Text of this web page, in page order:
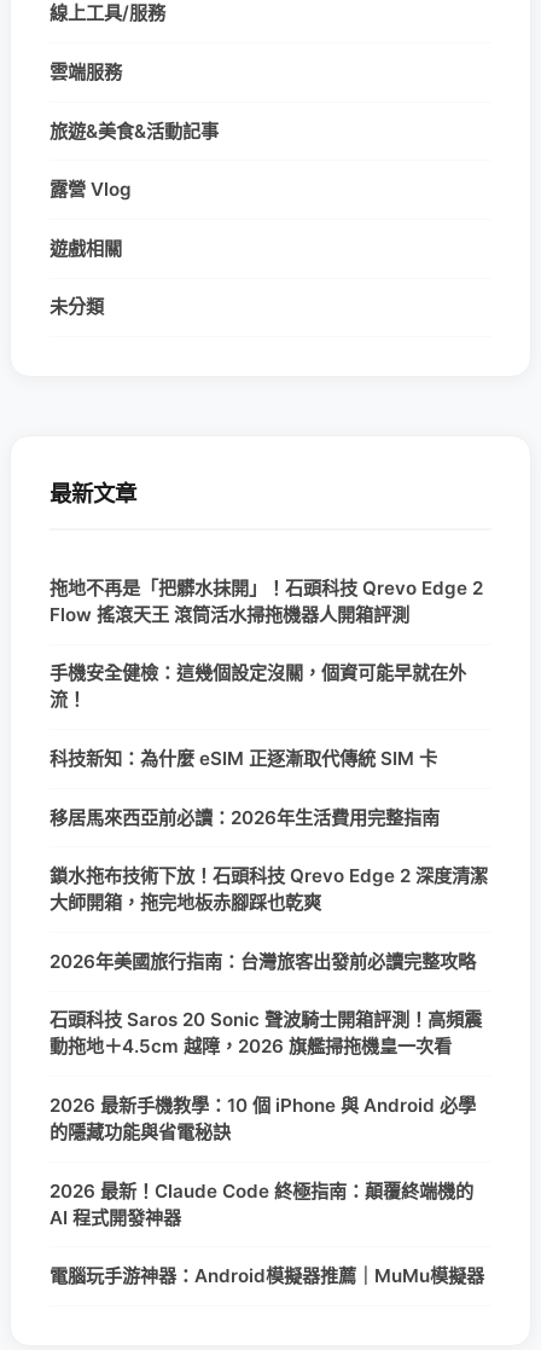
線上工具/服務
雲端服務
旅遊&美食&活動記事
露營 Vlog
遊戲相關
未分類
最新文章
拖地不再是「把髒水抹開」！石頭科技 Qrevo Edge 2
Flow 搖滾天王 滾筒活水掃拖機器人開箱評測
手機安全健檢：這幾個設定沒關，個資可能早就在外
流！
科技新知：為什麼 eSIM 正逐漸取代傳統 SIM 卡
移居馬來西亞前必讀：2026年生活費用完整指南
鎖水拖布技術下放！石頭科技 Qrevo Edge 2 深度清潔
大師開箱，拖完地板赤腳踩也乾爽
2026年美國旅行指南：台灣旅客出發前必讀完整攻略
石頭科技 Saros 20 Sonic 聲波騎士開箱評測！高頻震
動拖地＋4.5cm 越障，2026 旗艦掃拖機皇一次看
2026 最新手機教學：10 個 iPhone 與 Android 必學
的隱藏功能與省電秘訣
2026 最新！Claude Code 終極指南：顛覆終端機的
AI 程式開發神器
電腦玩手游神器：Android模擬器推薦｜MuMu模擬器